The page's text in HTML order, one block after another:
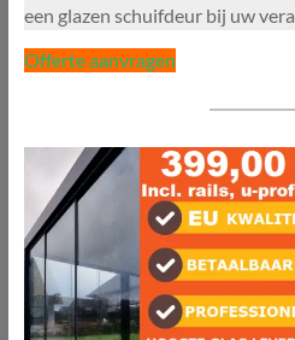
een glazen schuifdeur bij uw
Offerte aanvragen